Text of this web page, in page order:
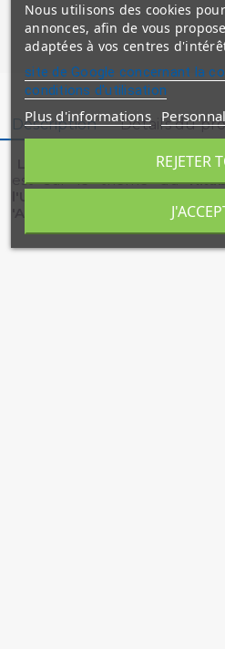
Description Détails du
Le Livre du Talib Al'Ilm
est sur le thème du
Nous utilisons des cookies
annonces, afin de vous
adaptées à vos centres
site de Google concernant la
conditions d'utilisation
Plus d'informations
REJETER